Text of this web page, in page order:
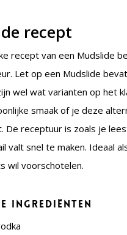
recept
recept van een Mudslide
Let op een Mudslide
wel wat varianten op het
smaak of je deze
De receptuur is zoals je
valt snel te maken. Ideaal
wil voorschotelen.
ingrediënten